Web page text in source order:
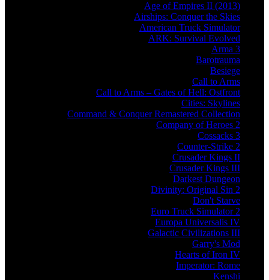
Age of Empires II (2013)
Airships: Conquer the Skies
American Truck Simulator
ARK: Survival Evolved
Arma 3
Barotrauma
Besiege
Call to Arms
Call to Arms – Gates of Hell: Ostfront
Cities: Skylines
Command & Conquer Remastered Collection
Company of Heroes 2
Cossacks 3
Counter-Strike 2
Crusader Kings II
Crusader Kings III
Darkest Dungeon
Divinity: Original Sin 2
Don't Starve
Euro Truck Simulator 2
Europa Universalis IV
Galactic Civilizations III
Garry's Mod
Hearts of Iron IV
Imperator: Rome
Kenshi